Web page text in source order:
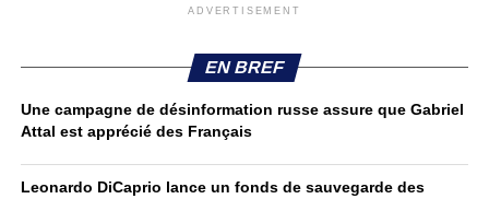
ADVERTISEMENT
EN BREF
Une campagne de désinformation russe assure que Gabriel
Attal est apprécié des Français
Leonardo DiCaprio lance un fonds de sauvegarde des